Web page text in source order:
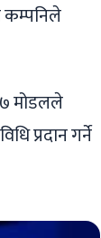
कम्पनिले
मोडलले
प्रदान गर्ने